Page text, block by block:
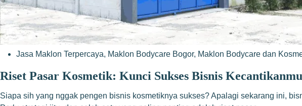
Jasa Maklon Terpercaya, Maklon Bodycare Bogor, Maklon Bodycare dan
Riset Pasar Kosmetik: Kunci Sukses Bisnis Kecantikanmu
Siapa sih yang nggak pengen bisnis kosmetiknya sukses? Apalagi sekarang ini,